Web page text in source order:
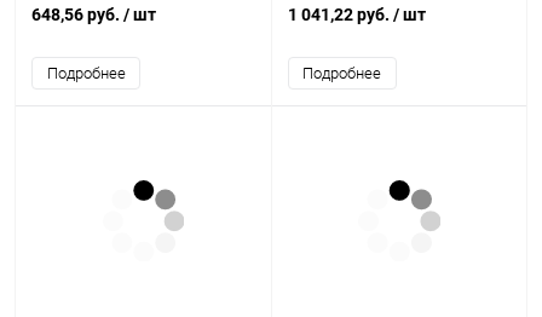
(R5RF08)
648,56 руб. / шт
Подробнее
(R5RF13)
1 041,22 руб. / шт
Подробнее